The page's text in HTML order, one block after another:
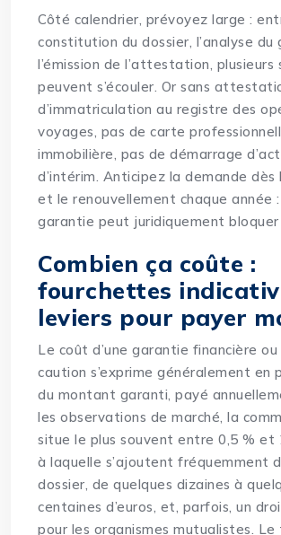
Côté calendrier, prévoyez large :
constitution du dossier, l’analyse
l’émission de l’attestation, plusieurs
peuvent s’écouler. Or sans
d’immatriculation au registre des
voyages, pas de carte
immobilière, pas de démarrage
d’intérim. Anticipez la demande dès
et le renouvellement chaque année
garantie peut juridiquement bloquer
Combien ça coûte :
fourchettes
leviers pour payer
Le coût d’une garantie financière ou
caution s’exprime généralement en
du montant garanti, payé
les observations de marché, la
situe le plus souvent entre 0,5 % et
à laquelle s’ajoutent fréquemment
dossier, de quelques dizaines à
centaines d’euros, et, parfois, un
pour les organismes mutualistes. Le